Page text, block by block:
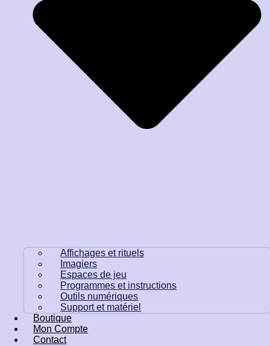
Affichages et rituels
Imagiers
Espaces de jeu
Programmes et instructions
Outils numériques
Support et matériel
Boutique
Mon Compte
Contact